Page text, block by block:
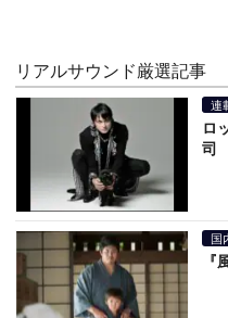
リアルサウンド厳選記事
連
ロ
司
国